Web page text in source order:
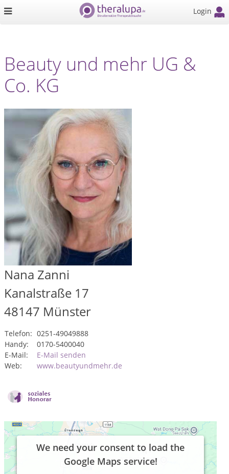
Login
Beauty und mehr UG &
Co. KG
Nana Zanni
Kanalstraße 17
48147 Münster
Telefon: 0251-49049888
Handy:
0170-5400040
E-Mail:
E-Mail senden
Web:
www.beautyundmehr.de
We need your consent to load the
Google Maps service!